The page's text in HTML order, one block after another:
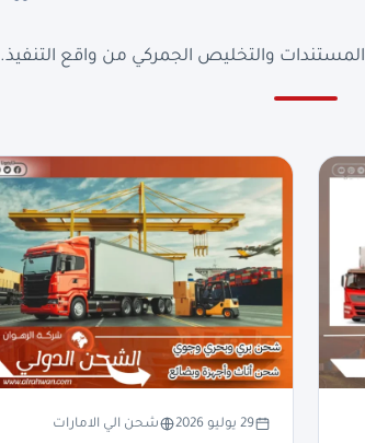
والتخليص الجمركي من واقع التنفيذ.
29 يوليو 2026 شحن الي الامارات